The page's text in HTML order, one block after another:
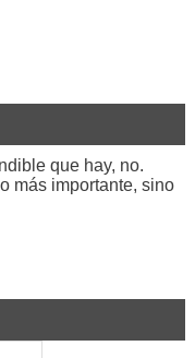
que hay, no.
más importante, sino